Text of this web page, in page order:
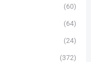
(60)
(64)
(24)
(372)